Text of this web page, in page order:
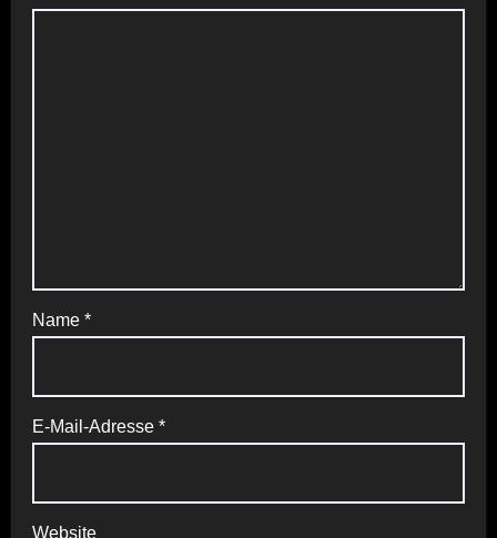
Name *
E-Mail-Adresse *
Website